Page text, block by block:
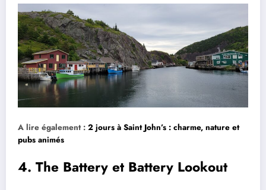
A lire également : 2 jours à Saint John’s : charme, nature et
pubs animés
4. The Battery et Battery Lookout